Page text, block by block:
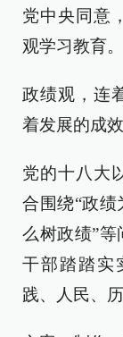
党中央同意
观学习教育。
政绩观，连
着发展的成
党的十八大
合围绕“政
么树政绩”等
干部踏踏实
践、人民、